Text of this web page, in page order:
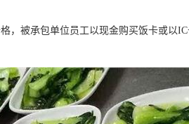
，被承包单位员工以现金购买饭卡或以